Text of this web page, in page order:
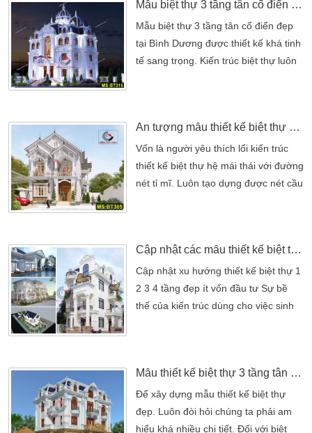
mẫu biệt thự được khá nhiều chủ đầu
tư hướng đến ở thời điểm 2021 –
2022 hiện nay. Không chỉ có lợi thế về
thời […]
Mẫu biệt thự 3 tầng tân cổ điển đẹp tại Bình Dương
Mẫu biệt thự 3 tầng tân cổ điển đẹp
tại Bình Dương được thiết kế khá tinh
tế sang trọng. Kiến trúc biệt thự luôn
cho mình những phong cách biệt thự
riêng. Trong đó có gia đình Anh
Phương ở Bình Dương đã cho chúng
tôi thấy một phương án ngôi […]
Ấn tượng mẫu thiết kế biệt thự 2 tầng mái thái
Vốn là người yêu thích lối kiến trúc
thiết kế biệt thự hệ mái thái với đường
nét tỉ mĩ. Luôn tạo dựng được nét cầu
những suy nghĩ đó Anh Dũng đã tìm
đến công ty xây dựng uy tín Kiến An
Vinh chúng tôi. Anh đã cho chúng tôi
[…]
Cập nhật các mẫu thiết kế biệt thự 1 2 3 4 tầng đẹp hiện nay
Cập nhật xu hướng thiết kế biệt thự 1
2 3 4 tầng đẹp ít vốn đầu tư Sự bề
thế của kiến trúc dùng cho việc sinh
cầu tìm kiếm và đầu tư của nhiều
người ở thời buổi hiện nay. Bài viết
đưa ra một số thông tin cần thiết. […]
Mẫu thiết kế biệt thự 3 tầng tân cổ điển đẹp Gò Vấp
Để xây dựng mẫu thiết kế biệt thự
đẹp. Luôn đòi hỏi chúng ta phải am
hiểu khá nhiều chi tiết. Đối với biệt